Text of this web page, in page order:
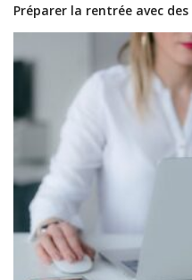
Préparer la rentrée avec